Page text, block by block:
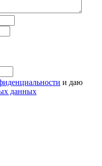
и даю
данных